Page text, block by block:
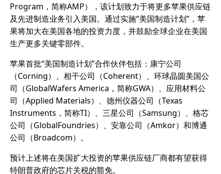
Program，简称AMP），该计划致力于将更多苹果供应链
及先进制造业务引入美国。通过实施“美国制造计划”，苹
果将加大在美国各地的投资力度，并鼓励全球企业在美国
生产更多关键零部件。
苹果首批“美国制造计划”合作伙伴包括：康宁公司
（Corning）、相干公司（Coherent）、环球晶圆美国公
司（GlobalWafers America，简称GWA）、应用材料公
司（Applied Materials）、 德州仪器公司（Texas
Instruments，简称TI）、三星公司（Samsung）、格芯
公司（GlobalFoundries）、安靠公司（Amkor）和博通
公司（Broadcom）。
预计上述将在美国扩大投资的苹果供应链厂商都有望获得
特朗普政府的芯片关税的豁免。